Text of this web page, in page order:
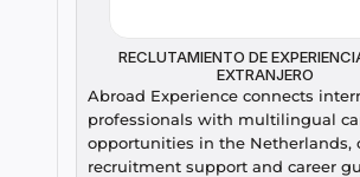
RECLUTAMIENTO DE
EXTRANJERO
Abroad Experience connects
professionals with multilingual
opportunities in the Netherlands,
recruitment support and career